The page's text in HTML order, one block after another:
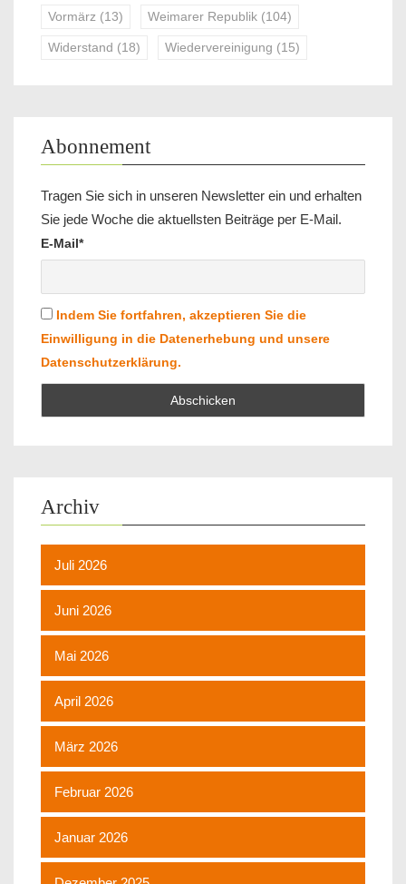
Vormärz (13) Weimarer Republik (104)
Widerstand (18) Wiedervereinigung (15)
Abonnement
Tragen Sie sich in unseren Newsletter ein und erhalten
Sie jede Woche die aktuellsten Beiträge per E-Mail.
E-Mail*
Indem Sie fortfahren, akzeptieren Sie die
Einwilligung in die Datenerhebung und unsere
Datenschutzerklärung.
Archiv
Juli 2026
Juni 2026
Mai 2026
April 2026
März 2026
Februar 2026
Januar 2026